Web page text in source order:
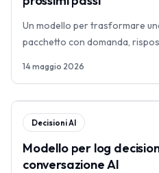
Un modello per trasformare
pacchetto con domanda,
14 maggio 2026
Decisioni AI
Modello per log
conversazione AI